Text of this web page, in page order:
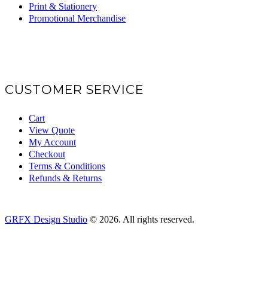
Print & Stationery
Promotional Merchandise
CUSTOMER SERVICE
Cart
View Quote
My Account
Checkout
Terms & Conditions
Refunds & Returns
GRFX Design Studio © 2026. All rights reserved.